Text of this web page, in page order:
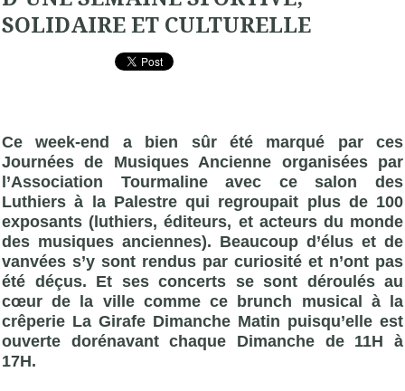
SOLIDAIRE ET CULTURELLE
Ce week-end a bien sûr été marqué par ces
Journées de Musiques Ancienne organisées par
l’Association Tourmaline avec ce salon des
Luthiers à la Palestre qui regroupait plus de 100
exposants (luthiers, éditeurs, et acteurs du monde
des musiques anciennes). Beaucoup d’élus et de
vanvées s’y sont rendus par curiosité et n’ont pas
été déçus. Et ses concerts se sont déroulés au
cœur de la ville comme ce brunch musical à la
crêperie La Girafe Dimanche Matin puisqu’elle est
ouverte dorénavant chaque Dimanche de 11H à
17H.